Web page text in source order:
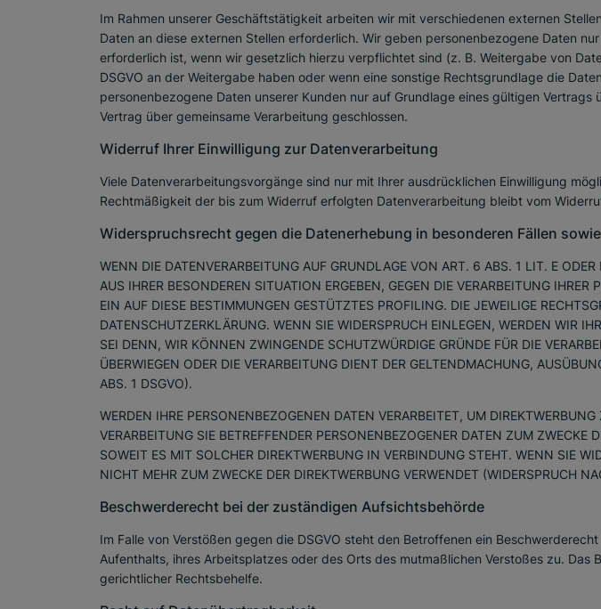
Im Rahmen unserer Geschäftstätigkeit arbeiten wir mit verschiedenen externen
Daten an diese externen Stellen erforderlich. Wir geben personenbezogene Daten
erforderlich ist, wenn wir gesetzlich hierzu verpflichtet sind (z. B. Weitergabe von
DSGVO an der Weitergabe haben oder wenn eine sonstige Rechtsgrundlage die
personenbezogene Daten unserer Kunden nur auf Grundlage eines gültigen
Vertrag über gemeinsame Verarbeitung geschlossen.
Widerruf Ihrer Einwilligung zur Datenverarbeitung
Viele Datenverarbeitungsvorgänge sind nur mit Ihrer ausdrücklichen Einwilligung
Rechtmäßigkeit der bis zum Widerruf erfolgten Datenverarbeitung bleibt vom
Widerspruchsrecht gegen die Datenerhebung in besonderen Fällen
WENN DIE DATENVERARBEITUNG AUF GRUNDLAGE VON ART. 6 ABS. 1 LIT. E
AUS IHRER BESONDEREN SITUATION ERGEBEN, GEGEN DIE VERARBEITUNG
EIN AUF DIESE BESTIMMUNGEN GESTÜTZTES PROFILING. DIE JEWEILIGE
DATENSCHUTZERKLÄRUNG. WENN SIE WIDERSPRUCH EINLEGEN, WERDEN WIR
SEI DENN, WIR KÖNNEN ZWINGENDE SCHUTZWÜRDIGE GRÜNDE FÜR DIE
ÜBERWIEGEN ODER DIE VERARBEITUNG DIENT DER GELTENDMACHUNG,
ABS. 1 DSGVO).
WERDEN IHRE PERSONENBEZOGENEN DATEN VERARBEITET, UM
VERARBEITUNG SIE BETREFFENDER PERSONENBEZOGENER DATEN ZUM
SOWEIT ES MIT SOLCHER DIREKTWERBUNG IN VERBINDUNG STEHT. WENN SIE
NICHT MEHR ZUM ZWECKE DER DIREKTWERBUNG VERWENDET (WIDERSPRUCH
Beschwerde­recht bei der zuständigen Aufsichts­behörde
Im Falle von Verstößen gegen die DSGVO steht den Betroffenen ein
Aufenthalts, ihres Arbeitsplatzes oder des Orts des mutmaßlichen Verstoßes zu.
gerichtlicher Rechtsbehelfe.